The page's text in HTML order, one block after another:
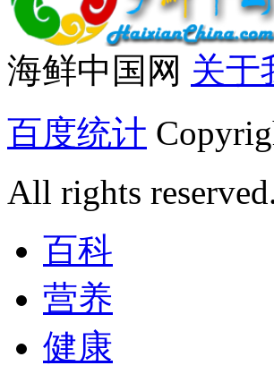
海鲜中国网 关于
百度统计
All rights
百科
营养
健康